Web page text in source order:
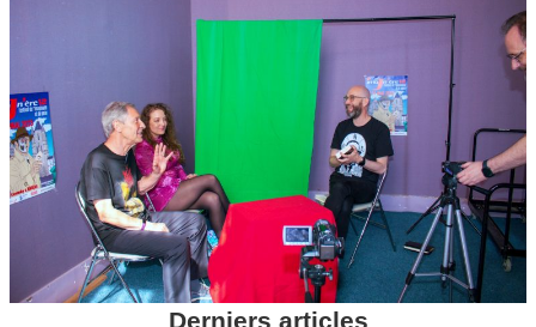
Derniers articles